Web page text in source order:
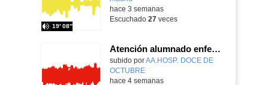
19′ 08″
hace 3 semanas
Escuchado 27veces
Atención alumnado enfermo. Aula dentro del hospital. Sara Martín Fernández.
Contenido educativo.
subido porAA.HOSP. DOCE DE
OCTUBRE-
hace 4 semanas